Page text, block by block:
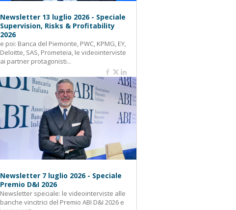
Newsletter 13 luglio 2026 - Speciale
Supervision, Risks & Profitability
2026
e poi: Banca del Piemonte, PWC, KPMG, EY,
Deloitte, SAS, Prometeia, le videointerviste
ai partner protagonisti...
Newsletter 7 luglio 2026 - Speciale
Premio D&I 2026
Newsletter speciale: le videointerviste alle
banche vincitrici del Premio ABI D&I 2026 e